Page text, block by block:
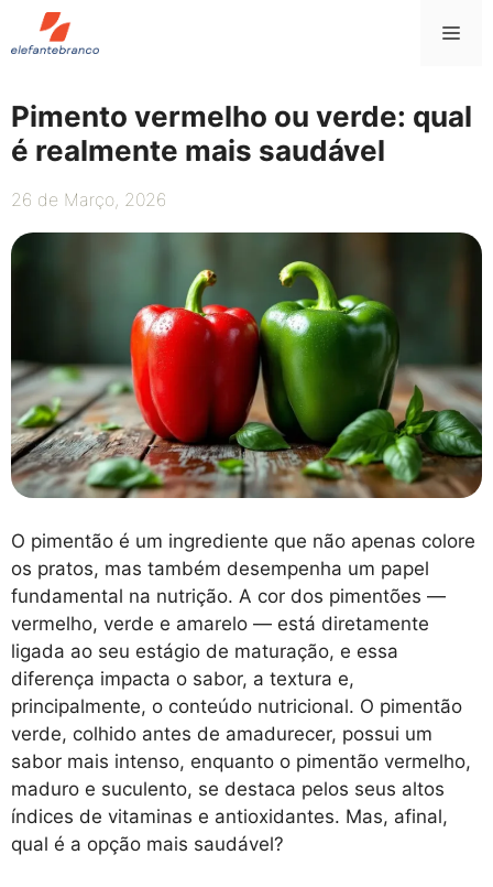
Saltar
para
Pimento vermelho ou verde: qual
é realmente mais saudável
26 de Março, 2026
O pimentão é um ingrediente que não apenas colore
os pratos, mas também desempenha um papel
fundamental na nutrição. A cor dos pimentões —
vermelho, verde e amarelo — está diretamente
ligada ao seu estágio de maturação, e essa
diferença impacta o sabor, a textura e,
principalmente, o conteúdo nutricional. O pimentão
verde, colhido antes de amadurecer, possui um
sabor mais intenso, enquanto o pimentão vermelho,
maduro e suculento, se destaca pelos seus altos
índices de vitaminas e antioxidantes. Mas, afinal,
qual é a opção mais saudável?